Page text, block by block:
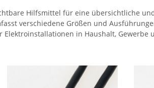
Hilfsmittel für eine übersichtliche
verschiedene Größen und
in Haushalt,